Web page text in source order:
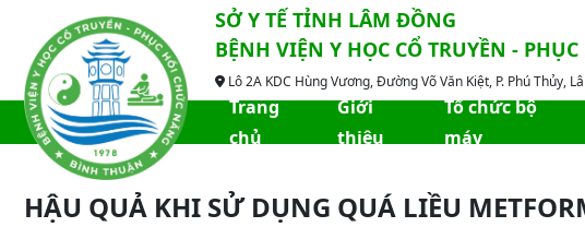
SỞ Y TẾ TỈNH LÂM ĐỒNG
BỆNH VIỆN Y HỌC CỔ TRUYỀN -
Lô 2A KDC Hùng Vương, Đường Võ Văn Kiệt, P. Phú Thủy,
Trang
chủ
Giới
thiệu
Tổ chức bộ
máy
HẬU QUẢ KHI SỬ DỤNG QUÁ LIỀU